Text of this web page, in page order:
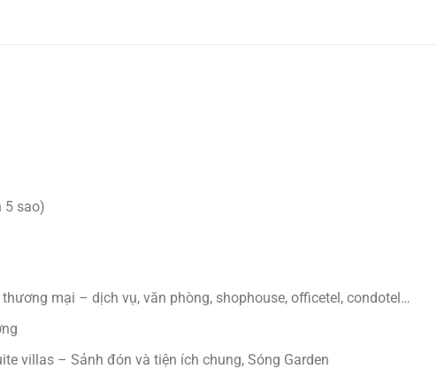
5 sao)
mại – dịch vụ, văn phòng, shophouse, officetel, condotel…
villas – Sảnh đón và tiện ích chung, Sóng Garden